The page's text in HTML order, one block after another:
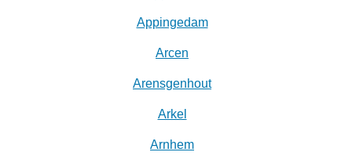
Appingedam
Arcen
Arensgenhout
Arkel
Arnhem